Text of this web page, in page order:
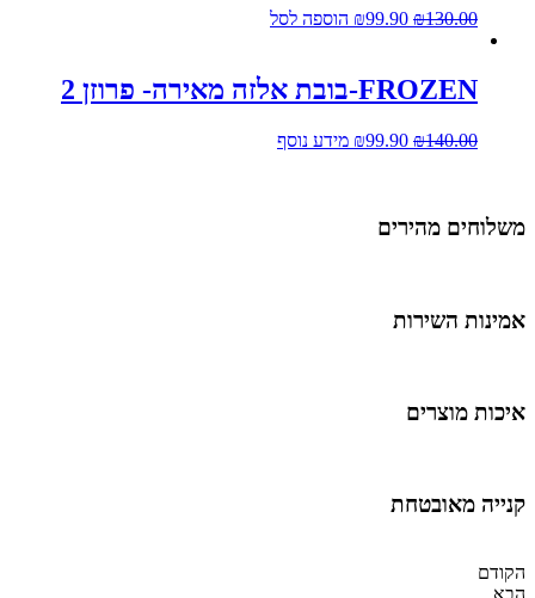
₪130.00
₪99.90 הוספה לסל
FROZEN-בובת אלזה מאירה- פרוזן 2
₪140.00
₪99.90 מידע נוסף
משלוחים מהירים
אמינות השירות
איכות מוצרים
קנייה מאובטחת
הקודם
הבא